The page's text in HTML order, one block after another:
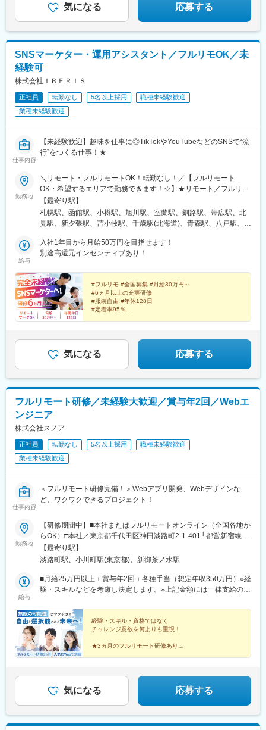
駅、乃木坂駅、高輪台駅、竹芝駅、神泉駅、稲荷町駅(東京都)、住
学校前駅、栄町駅(千葉県)、東海神駅、都電雑司ケ谷駅、高輪ゲー
トウェイ駅、高島町駅、馬車道駅、高津駅(神奈川県)、四ツ橋駅、
天王寺駅前駅、天神南駅、名鉄名古屋駅
気になる 応募する
SNSマーケター・運用アシスタント／フルリモOK／未
経験可
株式会社ＩＢＥＲＩＳ
正社員 転勤なし 5名以上採用
職種未経験歓迎
業種未経験歓迎
仕事内容
【未経験歓迎】趣味を仕事に◎TikTokやYouTubeなどのSNSで“流
行”をつくる仕事！★
勤務地
＼リモート・フルリモートOK！転勤なし！／【フルリモート
OK・希望するエリアで勤務できます！☆】★リモート／フルリモ
ート選択可★通勤なし・全国どこからでも勤務OK★将来的には
「カフェで仕事」「旅しながら働く」も可能★転勤なし（地方在
住の方も歓迎）※研修期間中は各プロジェクト先への出社となりま
本社東京都渋谷区道玄坂1-10-8 渋谷道玄坂東急ビル2F-C■銀座東
京都中央区銀座1-12-4 N&E BLD.6F■六本木東京都港区六本木3-
間ビル■池袋東京都豊島区東池袋2-62-8 BIGオフィスプラザ池袋■
梅田大阪府大阪市北区梅田1-2-2 大阪駅前第2ビル12-12号■名古屋
愛知県名古屋市中村区名駅4-24-5 第2森ビル■博多福岡県福岡市博
多区博多駅前1-23-1 ParkFront博多駅前1丁目5F-B
【最寄り駅】
札幌駅、函館駅、小樽駅、旭川駅、室蘭駅、釧路駅、帯広駅、北
見駅、新夕張駅、苫小牧駅、千歳駅(北海道)、青森駅、八戸駅、弘
盛駅、久慈駅、仙台駅、石巻駅、杜せきのした駅、新田駅(宮城
県)、くりこま高原駅、多賀城駅、気仙沼駅、いわき駅、郡山駅(福
駅、秋田駅、横手駅、能代駅、湯沢駅、大久保駅(秋田県)、鷹ノ巣
駅、山形駅、鶴岡駅、酒田駅、米沢駅、天童駅、さくらんぼ東根
駅、寒河江駅、新庄駅、水戸駅、つくば駅、日立駅、勝田駅、土
浦駅、古河駅、取手駅、下館駅、笹川駅、牛久駅、龍ケ崎市駅、
守谷駅、水海道駅、宇都宮駅、小山駅、栃木駅、足利駅、佐野
駅、前橋駅、太田駅(群馬県)、伊勢崎駅、桐生駅、館林駅、川口元
郷駅、川越駅、所沢駅、越谷駅、草加駅、春日部駅、上尾駅、熊
駅、葛西駅、北千住駅、荻窪駅、大山駅(東京都)、八王子駅、豊洲
駅、亀有駅、町田駅、品川駅、赤羽駅、新宿三丁目駅、中野駅(東
京都)、池袋駅、目黒駅、錦糸町駅、六本木駅、渋谷駅、調布駅、
上野駅、小平駅、立川駅、日本橋駅(東京都)、吉祥寺駅、多摩セン
ター駅、青梅駅、国分寺駅、武蔵小金井駅、昭島駅、東京駅、国
立駅、玉川上水駅、東久留米駅、船橋駅、松戸駅、市川駅、柏
駅、五井駅、千葉駅、流山おおたかの森駅、八千代台駅、習志野
賀駅、横浜駅、上溝駅、川崎駅、平塚駅、茅ケ崎駅、大和駅(神奈
川県)、本厚木駅、小田原駅、鎌倉駅、秦野駅、座間駅、伊勢原
田駅(長野県)、豊科駅、中野松川駅、飯山駅、須坂駅、広丘駅、甲
府駅、竜王駅、石和温泉駅、富士山駅、山梨市駅、都留市駅、韮
崎駅、大月駅、富山駅、越中中川駅、砺波駅、黒部駅、魚津駅、
滑川駅、金沢駅、福井駅(福井県)、敦賀駅、浜松駅、静岡駅、富士
市駅、名鉄一宮駅、三河安城駅、岐阜駅、各務ケ原駅、多治見
駅、可児駅、四日市駅、津駅、名張駅、布施駅、豊中駅、吹田駅
線)、亀岡駅、奈良駅、天理駅、和歌山駅、姫路駅、西宮駅(ＪＲ
線)、尼崎駅(東海道本線)、明石駅、神戸駅(兵庫県)、宝塚駅、伊丹
駅(阪急線)、芦屋駅(東海道本線)、大津駅、草津駅(滋賀県)、彦根
駅、八日市駅、倉敷市駅、岡山駅、津山駅、広島駅、福山駅、呉
駅、西条駅(広島県)、尾道駅、下関駅、山口駅(山口県)、宇部駅、
駅、徳島駅、阿南駅、鳴門駅、久留米駅、小倉駅(福岡県)、大牟田
駅、筑紫駅、天神駅、大分駅、別府駅(大分県)、中津駅(大分県)、
宮崎駅、延岡駅、都城駅、鹿児島駅、熊本駅、佐賀駅、長崎駅(長
崎県)、佐世保駅、那覇空港駅(鉄道)、秋葉原駅、高田馬場駅、綾
瀬駅、豊田駅、溝の口駅、なんば駅(地下鉄)、心斎橋駅、天王寺
給与
入社1年目から月給50万円を目指せます！
別途高還元インセンティブあり！
#フルリモ #全国募集 #月給30万円～
#6ヵ月以上の充実研修
#服装自由 #年休128日
#定着率95％
気になる 応募する
フルリモート研修／未経験大歓迎／賞与年2回／Webエ
ンジニア
株式会社スノア
正社員 転勤なし 5名以上採用
職種未経験歓迎
業種未経験歓迎
仕事内容
＜フルリモート研修完備！＞Webアプリ開発、Webデザインな
ど、ワクワクできるプロジェクト！
勤務地
【研修期間中】■本社またはフルリモートオンライン（全国各地か
らOK）□本社／東京都千代田区神田淡路町2-1-401└都営新宿線
「小川町駅」より徒歩1分└東京メトロ丸ノ内線「淡路町駅」より
徒歩2分└東京メトロ千代田線「新御茶ノ水駅」より徒歩3【研修
地は希望を考慮します。※転居を伴う転勤はありません。※すべて
徒歩10分以内の駅チカオフィスです。※フルリモート・在宅勤
【最寄り駅】
淡路町駅、小川町駅(東京都)、新御茶ノ水駅
給与
■月給25万円以上＋賞与年2回＋各種手当（想定年収350万円）※経
験・スキルなどを考慮し決定します。※上記金額には一律支給の住
（期間中は月給23万円以上で、その他の待遇に変更なし）☆経験
がある方は、現職・前職給与を考慮します。☆明確な評価制度あ
り。個人の頑張りに応じて評価します。【年収アップイメージ】
年収450万円（未経験入社2年目）年収590万円（未経験入社3年
目）年収770万円（未経験入社5年目）
経験・スキル・資格ではなく
チャレンジ意欲を何よりも重視！
★3ヵ月のフルリモート研修あり！
★全国にプロジェクトあり！
★しっかり休めてオフも満喫♪
気になる 応募する